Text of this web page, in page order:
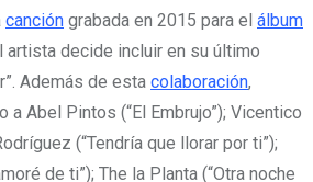
canción grabada en 2015 para el álbum
artista decide incluir en su último
Además de esta colaboración,
a Abel Pintos (“El Embrujo”); Vicentico
(“Tendría que llorar por ti”);
de ti”); The la Planta (“Otra noche